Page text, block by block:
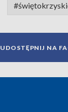
UDOSTĘPNIJ NA